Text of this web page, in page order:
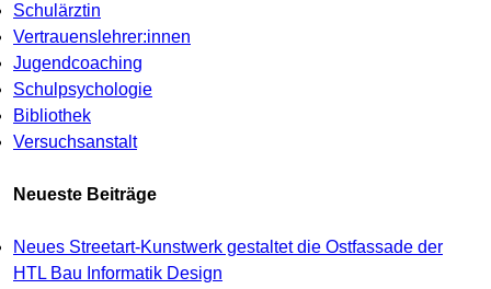
Schulärztin
Vertrauenslehrer:innen
Jugendcoaching
Schulpsychologie
Bibliothek
Versuchsanstalt
Neueste Beiträge
Neues Streetart-Kunstwerk gestaltet die Ostfassade der
HTL Bau Informatik Design